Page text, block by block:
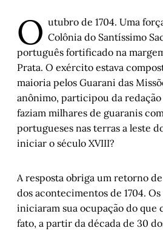
Tudo é falso, tudo é
novo filme de Jim
Rodrigo Ghiringhelli de
“Segurança pública
como política de Estado”,
Fischer
O utubro de 1704. Uma
Colônia do Santíssimo
português fortificado na
Prata. O exército estava
maioria pelos Guarani das
anônimo, participou da
faziam milhares de guaranis
portugueses nas terras a leste
iniciar o século XVIII?
A resposta obriga um retorno
dos acontecimentos de 1704.
iniciaram sua ocupação do que
fato, a partir da década de 30